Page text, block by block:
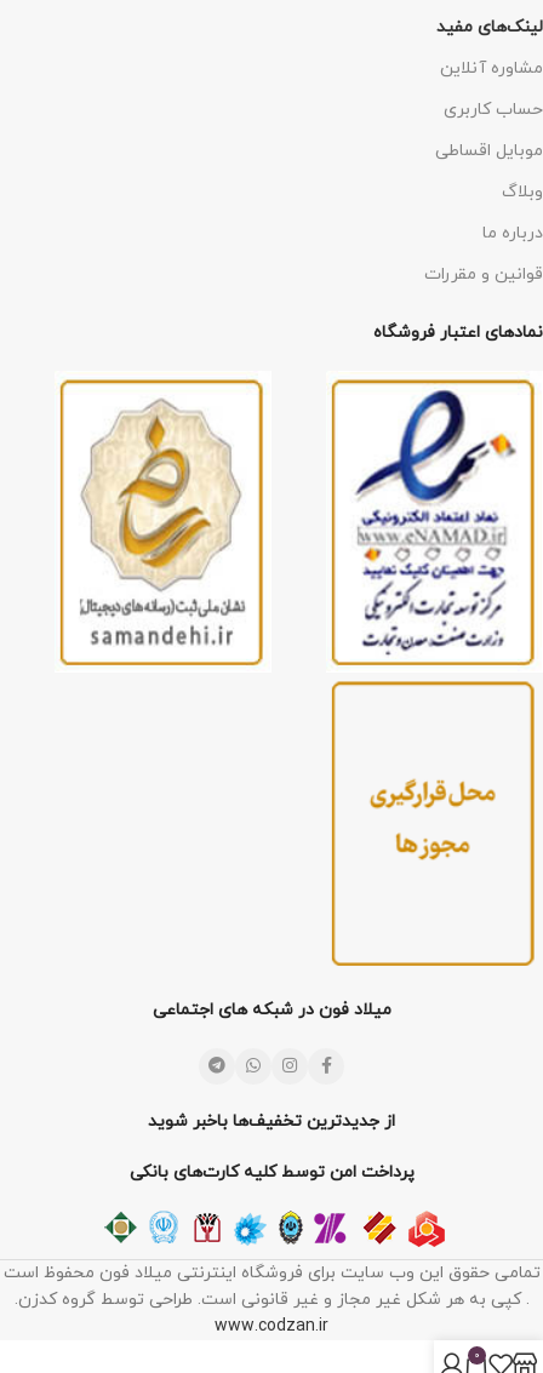
لینک‌های مفید
مشاوره آنلاین
حساب کاربری
موبایل اقساطی
وبلاگ
درباره ما
قوانین و مقررات
نمادهای اعتبار فروشگاه
میلاد فون در شبکه های اجتماعی
از جدیدترین تخفیف‌ها باخبر شوید
پرداخت امن توسط کلیه کارت‌های بانکی
تمامی حقوق این وب سایت برای فروشگاه اینترنتی میلاد فون محفوظ است
. کپی به هر شکل غیر مجاز و غیر قانونی است. طراحی توسط گروه کدزن.
www.codzan.ir
0